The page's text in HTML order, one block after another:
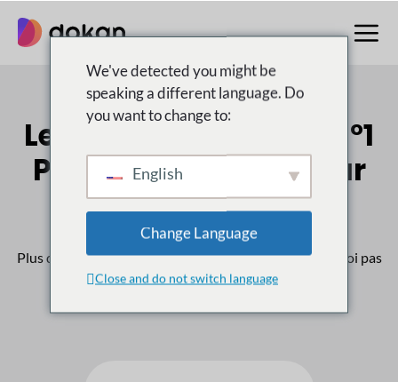
contenu
Le multifournisseur n°1
Place de marché pour
WordPress
Plus de 50,000Les clients nous font confiance, pourquoi pas
vous ?
We've detected you might be
speaking a different language. Do
you want to change to:
English
Change Language
Close and do not switch language